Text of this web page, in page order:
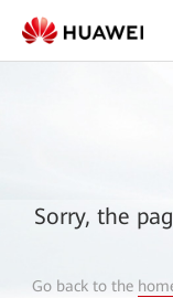
Sorry, the
Go back to the